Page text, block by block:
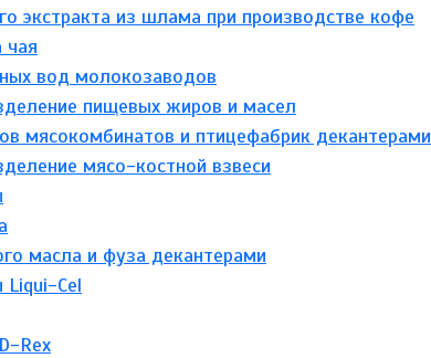
экстракта из шлама при производстве кофе
чая
вод молокозаводов
пищевых жиров и масел
мясокомбинатов и птицефабрик декантерами
мясо-костной взвеси
масла и фуза декантерами
Cel
Rex